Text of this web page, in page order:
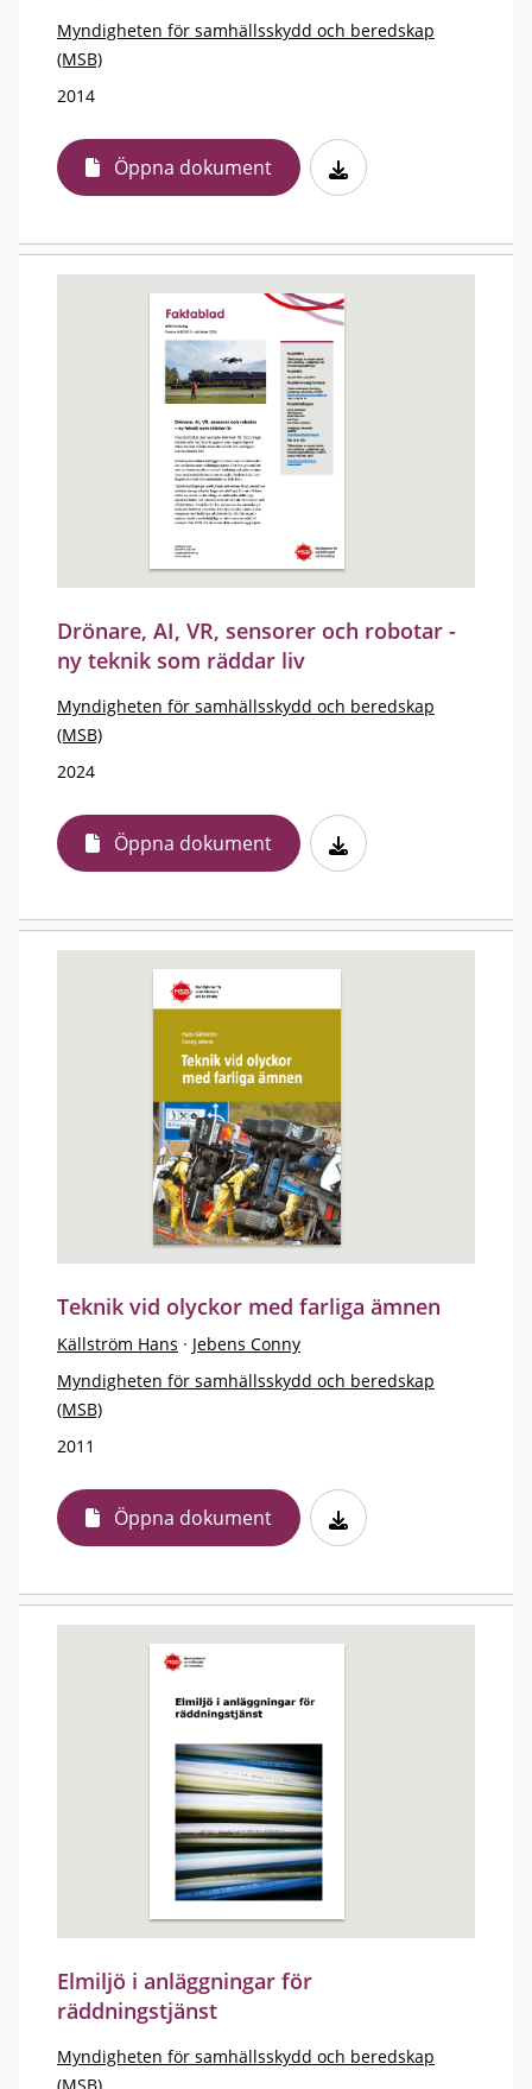
Myndigheten för samhällsskydd och beredskap
(MSB)
2014
Öppna dokument
Drönare, AI, VR, sensorer och robotar -
ny teknik som räddar liv
Myndigheten för samhällsskydd och beredskap
(MSB)
2024
Öppna dokument
Teknik vid olyckor med farliga ämnen
Källström Hans · Jebens Conny
Myndigheten för samhällsskydd och beredskap
(MSB)
2011
Öppna dokument
Elmiljö i anläggningar för
räddningstjänst
Myndigheten för samhällsskydd och beredskap